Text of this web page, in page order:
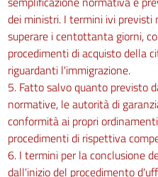
dei ministri. I termini ivi previsti
superare i centottanta giorni,
procedimenti di acquisto della
riguardanti l'immigrazione.
5. Fatto salvo quanto previsto
normative, le autorità di
conformità ai propri
procedimenti di rispettiva
6. I termini per la conclusione
dall'inizio del procedimento